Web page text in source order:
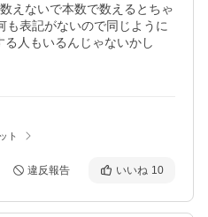
えないで本数で数えるとちゃ
も表記がないので同じように
人もいるんじゃないかし
ト
違反報告 いいね 10